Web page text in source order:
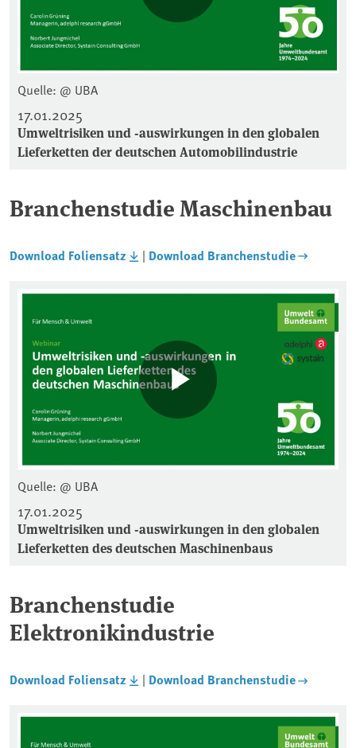
Quelle: @ UBA
17.01.2025
Umweltrisiken und -auswirkungen in den globalen
Lieferketten der deutschen Automobilindustrie
Branchenstudie Maschinenbau
Download Foliensatz | Download Branchenstudie
Quelle: @ UBA
17.01.2025
Umweltrisiken und -auswirkungen in den globalen
Lieferketten des deutschen Maschinenbaus
Branchenstudie
Elektronikindustrie
Download Foliensatz | Download Branchenstudie